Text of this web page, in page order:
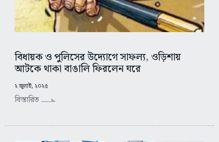
বিধায়ক ও পুলিসের উদ্যোগে সাফল্য, ওড়িশায়
আটকে থাকা বাঙালি ফিরলেন ঘরে
২ জুলাই, ২০২৫
বিস্তারিত